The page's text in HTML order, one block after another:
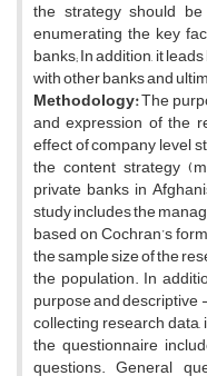
the strategy should
enumerating the key
banks; In addition, it
with other banks and
Methodology:The
and expression of the
effect of company level
the content strategy
private banks in
study includes the
based on Cochran’s
the sample size of the
the population. In
purpose and descriptive
collecting research
the questionnaire
questions. General